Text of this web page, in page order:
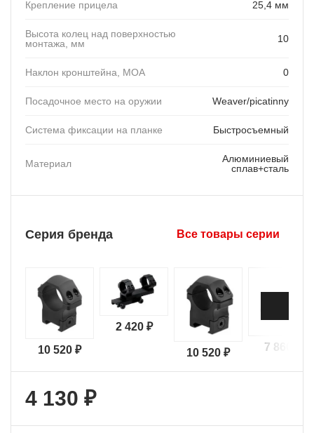
Крепление прицела 25,4 мм
Высота колец над поверхностью
монтажа, мм
10
Наклон кронштейна, MOA 0
Посадочное место на оружии Weaver/picatinny
Система фиксации на планке Быстросъемный
Материал
Алюминиевый
сплав+сталь
Серия бренда Все товары серии
10 520 ₽
2 420 ₽
10 520 ₽ 7 860 ₽
4 130 ₽